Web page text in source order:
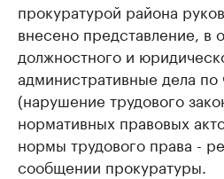
прокуратурой района
внесено представление, в
должностного и
административные дела по
(нарушение трудового
нормативных правовых
нормы трудового права -
сообщении прокуратуры.